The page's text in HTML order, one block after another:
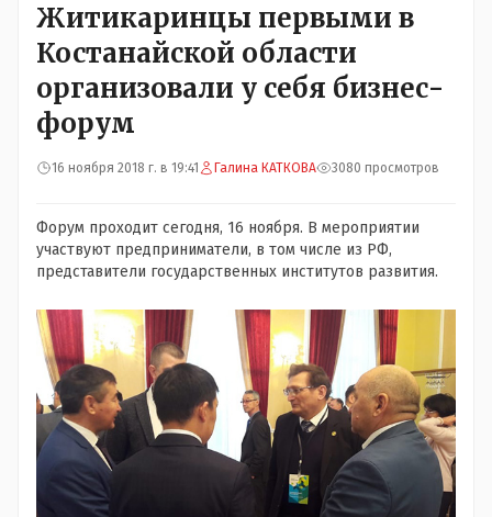
Житикаринцы первыми в
Костанайской области
организовали у себя бизнес-
форум
16 ноября 2018 г. в 19:41 Галина КАТКОВА 3080 просмотров
Форум проходит сегодня, 16 ноября. В мероприятии
участвуют предприниматели, в том числе из РФ,
представители государственных институтов развития.